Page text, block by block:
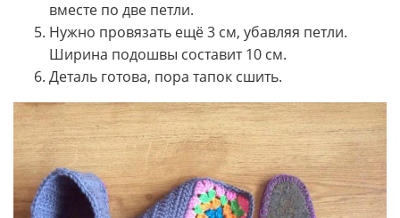
вместе по две петли.
Нужно провязать ещё 3 см, убавляя петли.
Ширина подошвы составит 10 см.
Деталь готова, пора тапок сшить.